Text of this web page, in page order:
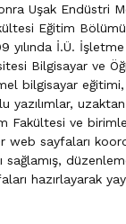
Uşak Endüstri
Eğitim
yılında İ.Ü.
Bilgisayar ve
bilgisayar eğitimi,
yazılımlar,
Fakültesi ve
web sayfaları
hazırlayarak